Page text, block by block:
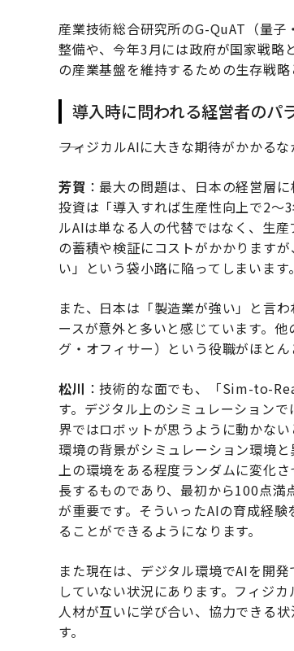
産業技術総合研究所のG-QuAT（量
整備や、今年3月には政府が国家戦略
の産業基盤を維持するための生存戦略
導入時に問われる経営者のパ
――フィジカルAIに大きな期待がかかる
芳賀 ：最大の問題は、日本の経営層
投資は「導入すれば生産性向上で2〜
ルAIは単なる人の代替ではなく、生
の蓄積や検証にコストがかかります
い」という袋小路に陥ってしまいます。
また、日本は「製造業が強い」と言
ースが意外と多いと感じています。
グ・オフィサー）という役職がほとん
松川 ：技術的な面でも、「Sim-to-
す。デジタル上のシミュレーション
界ではロボットが思うように動かな
環境の背景がシミュレーション環境
上の環境をある程度ランダムに変化
長するものであり、最初から100点
が重要です。そういったAIの育成経
ることができるようになります。
また現在は、デジタル環境でAIを開
していない状況にあります。フィジ
人材が互いに学び合い、協力できる
す。